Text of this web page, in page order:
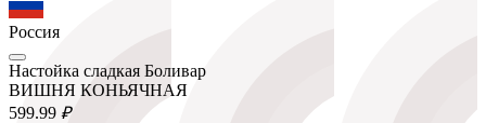
Россия
Настойка сладкая Боливар
ВИШНЯ КОНЬЯЧНАЯ
599.99 ₽